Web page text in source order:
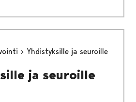
Yhdistyksille ja seuroille
ja seuroille